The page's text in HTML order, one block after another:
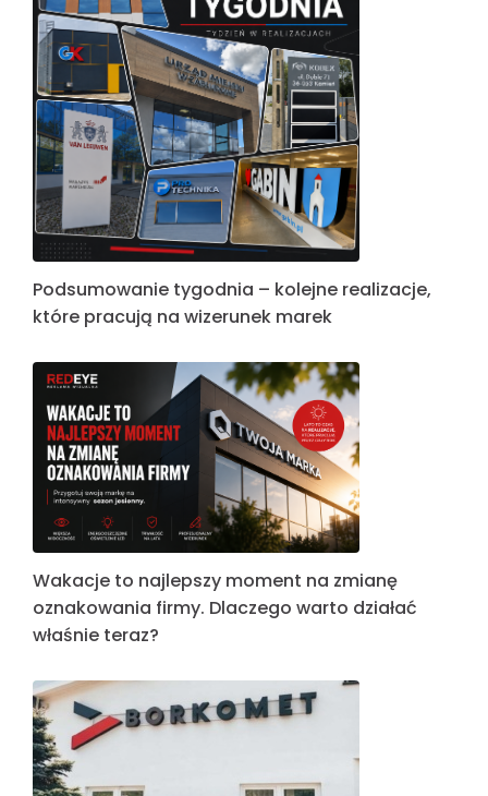
Podsumowanie tygodnia – kolejne realizacje,
które pracują na wizerunek marek
Wakacje to najlepszy moment na zmianę
oznakowania firmy. Dlaczego warto działać
właśnie teraz?